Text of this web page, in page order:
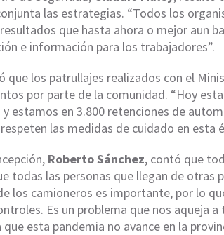
las estrategias. “Todos los
que hasta ahora o mejor aun
e información para los trabajadores”.
que los patrullajes realizados con el
por parte de la comunidad. “Hoy
y estamos en 3.800 retenciones de
las medidas de cuidado en esta
Roberto Sánchez, contó que
todas las personas que llegan de otras
los camioneros es importante, por lo
Es un problema que nos aqueja
esta pandemia no avance en la